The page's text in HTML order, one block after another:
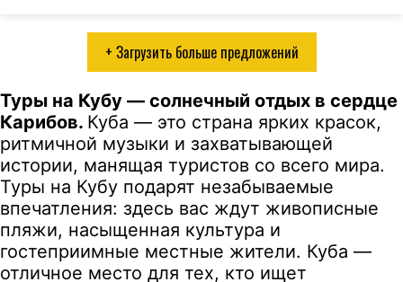
+ Загрузить больше предложений
Туры на Кубу — солнечный отдых в сердце
Карибов. Куба — это страна ярких красок,
ритмичной музыки и захватывающей
истории, манящая туристов со всего мира.
Туры на Кубу подарят незабываемые
впечатления: здесь вас ждут живописные
пляжи, насыщенная культура и
гостеприимные местные жители. Куба —
отличное место для тех, кто ищет